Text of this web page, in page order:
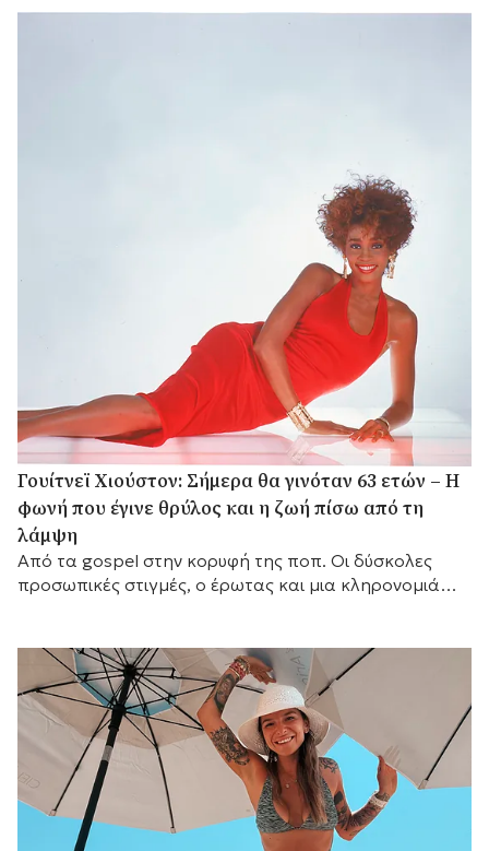
Γουίτνεϊ Χιούστον: Σήμερα θα γινόταν 63 ετών – Η
φωνή που έγινε θρύλος και η ζωή πίσω από τη
λάμψη
Από τα gospel στην κορυφή της ποπ. Οι δύσκολες
προσωπικές στιγμές, ο έρωτας και μια κληρονομιά